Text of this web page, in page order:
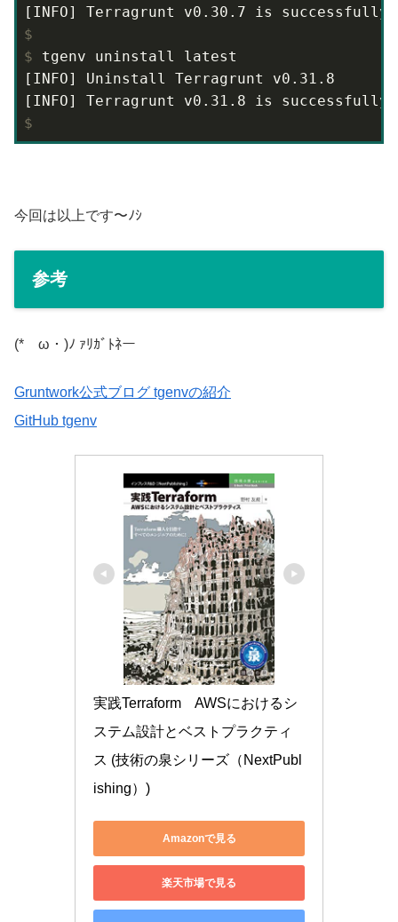
$
$ tgenv uninstall latest
[INFO] Uninstall Terragrunt v0.31.8
$
今回は以上です〜ﾉｼ
参考
(*ゝω・)ﾉ ｧﾘｶﾞﾄﾈー
Gruntwork公式ブログ tgenvの紹介
GitHub tgenv
実践Terraform　AWSにおけるシ
ステム設計とベストプラクティ
ス (技術の泉シリーズ（NextPubl
ishing）)
Amazonで見る
楽天市場で見る